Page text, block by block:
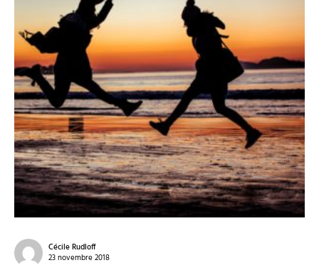
Cécile Rudloff
23 novembre 2018